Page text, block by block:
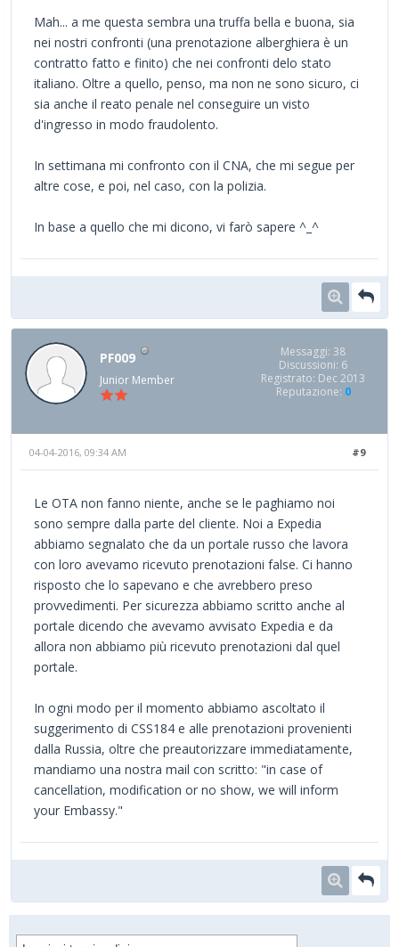
Mah... a me questa sembra una truffa bella e buona, sia
nei nostri confronti (una prenotazione alberghiera è un
contratto fatto e finito) che nei confronti delo stato
italiano. Oltre a quello, penso, ma non ne sono sicuro, ci
sia anche il reato penale nel conseguire un visto
d'ingresso in modo fraudolento.
In settimana mi confronto con il CNA, che mi segue per
altre cose, e poi, nel caso, con la polizia.
In base a quello che mi dicono, vi farò sapere ^_^
PF009
Junior Member
Messaggi: 38
Discussioni: 6
Registrato: Dec 2013
Reputazione: 0
#9
04-04-2016, 09:34 AM
Le OTA non fanno niente, anche se le paghiamo noi
sono sempre dalla parte del cliente. Noi a Expedia
abbiamo segnalato che da un portale russo che lavora
con loro avevamo ricevuto prenotazioni false. Ci hanno
risposto che lo sapevano e che avrebbero preso
provvedimenti. Per sicurezza abbiamo scritto anche al
portale dicendo che avevamo avvisato Expedia e da
allora non abbiamo più ricevuto prenotazioni dal quel
portale.
In ogni modo per il momento abbiamo ascoltato il
suggerimento di CSS184 e alle prenotazioni provenienti
dalla Russia, oltre che preautorizzare immediatamente,
mandiamo una nostra mail con scritto: "in case of
cancellation, modification or no show, we will inform
your Embassy."